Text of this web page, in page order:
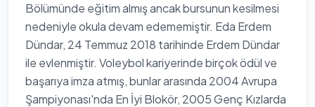
Bölümünde eğitim almış ancak bursunun kesilmesi
nedeniyle okula devam edememiştir. Eda Erdem
Dündar, 24 Temmuz 2018 tarihinde Erdem Dündar
ile evlenmiştir. Voleybol kariyerinde birçok ödül ve
başarıya imza atmış, bunlar arasında 2004 Avrupa
Şampiyonası'nda En İyi Blokör, 2005 Genç Kızlarda